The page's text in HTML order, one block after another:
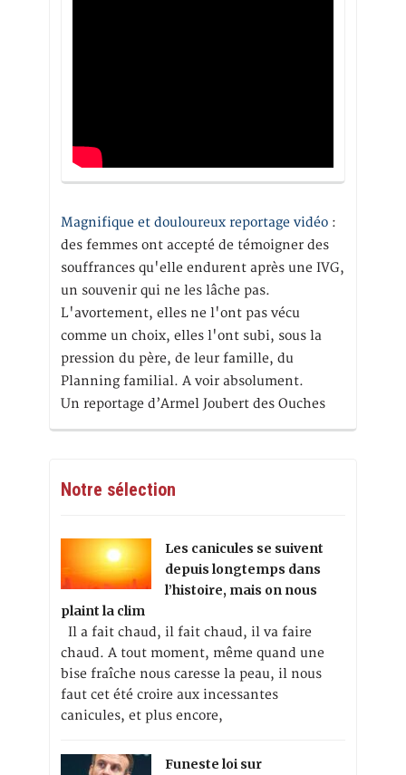
Magnifique et douloureux reportage vidéo :
des femmes ont accepté de témoigner des
souffrances qu'elle endurent après une IVG,
un souvenir qui ne les lâche pas.
L'avortement, elles ne l'ont pas vécu
comme un choix, elles l'ont subi, sous la
pression du père, de leur famille, du
Planning familial. A voir absolument.
Un reportage d’Armel Joubert des Ouches
Notre sélection
Les canicules se suivent
depuis longtemps dans
l’histoire, mais on nous
plaint la clim
Il a fait chaud, il fait chaud, il va faire
chaud. A tout moment, même quand une
bise fraîche nous caresse la peau, il nous
faut cet été croire aux incessantes
canicules, et plus encore,
Funeste loi sur